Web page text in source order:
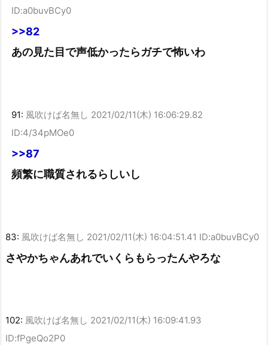
ID:a0buvBCy0
>>82
あの見た目で声低かったらガチで怖いわ
91: 風吹けば名無し 2021/02/11(木) 16:06:29.82
ID:4/34pMOe0
>>87
頻繁に職質されるらしいし
83: 風吹けば名無し 2021/02/11(木) 16:04:51.41 ID:a0buvBCy0
さやかちゃんあれでいくらもらったんやろな
102: 風吹けば名無し 2021/02/11(木) 16:09:41.93
ID:fPgeQo2P0